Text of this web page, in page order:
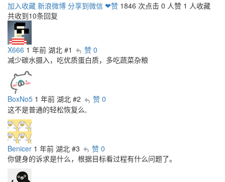
加入收藏 新浪微博 分享到微信 ❤赞 1846 次点击 0 人赞 1 人收藏
共收到10条回复
X666 1 年前 湖北 #1
赞 0
减少碳水摄入，吃优质蛋白质，多吃蔬菜杂粮
BoxNo5 1 年前 湖北 #2
赞 0
这不是普通的轻松恢复么,
Benicer 1 年前 湖北 #3
赞 0
你健身的诉求是什么，根据目标看过程有什么问题了。